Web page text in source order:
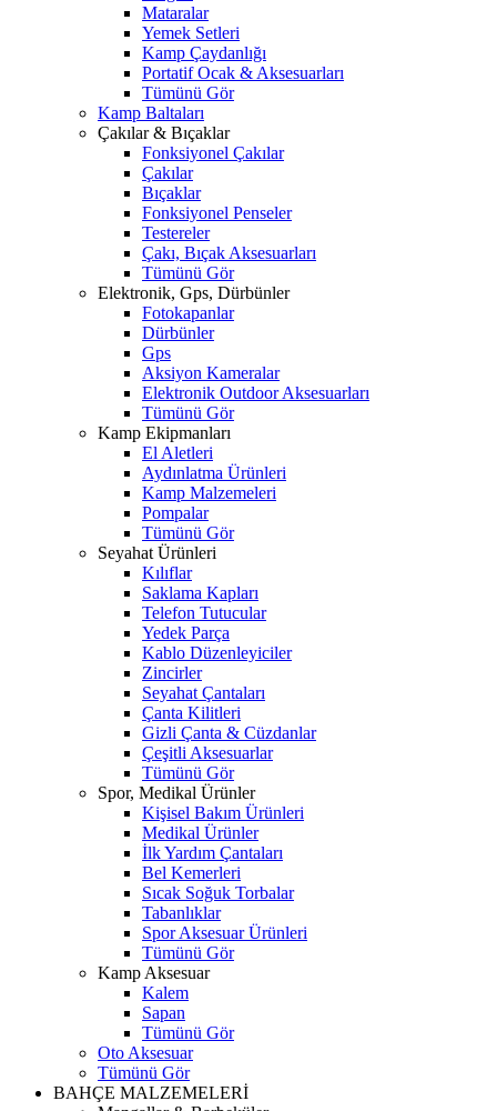
Mataralar
Yemek Setleri
Kamp Çaydanlığı
Portatif Ocak & Aksesuarları
Tümünü Gör
Kamp Baltaları
Çakılar & Bıçaklar
Fonksiyonel Çakılar
Çakılar
Bıçaklar
Fonksiyonel Penseler
Testereler
Çakı, Bıçak Aksesuarları
Tümünü Gör
Elektronik, Gps, Dürbünler
Fotokapanlar
Dürbünler
Gps
Aksiyon Kameralar
Elektronik Outdoor Aksesuarları
Tümünü Gör
Kamp Ekipmanları
El Aletleri
Aydınlatma Ürünleri
Kamp Malzemeleri
Pompalar
Tümünü Gör
Seyahat Ürünleri
Kılıflar
Saklama Kapları
Telefon Tutucular
Yedek Parça
Kablo Düzenleyiciler
Zincirler
Seyahat Çantaları
Çanta Kilitleri
Gizli Çanta & Cüzdanlar
Çeşitli Aksesuarlar
Tümünü Gör
Spor, Medikal Ürünler
Kişisel Bakım Ürünleri
Medikal Ürünler
İlk Yardım Çantaları
Bel Kemerleri
Sıcak Soğuk Torbalar
Tabanlıklar
Spor Aksesuar Ürünleri
Tümünü Gör
Kamp Aksesuar
Kalem
Sapan
Tümünü Gör
Oto Aksesuar
Tümünü Gör
BAHÇE MALZEMELERİ